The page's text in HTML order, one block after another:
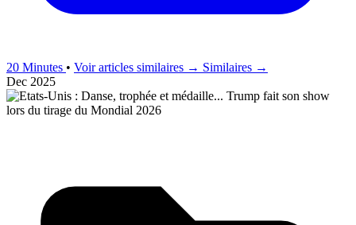
20 Minutes • Voir articles similaires → Similaires →
Dec 2025